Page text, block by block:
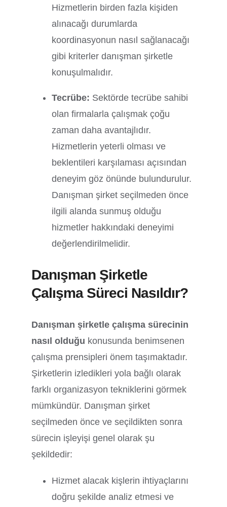
Hizmetlerin birden fazla kişiden
alınacağı durumlarda
koordinasyonun nasıl sağlanacağı
gibi kriterler danışman şirketle
konuşulmalıdır.
Tecrübe: Sektörde tecrübe sahibi
olan firmalarla çalışmak çoğu
zaman daha avantajlıdır.
Hizmetlerin yeterli olması ve
beklentileri karşılaması açısından
deneyim göz önünde bulundurulur.
Danışman şirket seçilmeden önce
ilgili alanda sunmuş olduğu
hizmetler hakkındaki deneyimi
değerlendirilmelidir.
Danışman Şirketle
Çalışma Süreci Nasıldır?
Danışman şirketle çalışma sürecinin
nasıl olduğu konusunda benimsenen
çalışma prensipleri önem taşımaktadır.
Şirketlerin izledikleri yola bağlı olarak
farklı organizasyon tekniklerini görmek
mümkündür. Danışman şirket
seçilmeden önce ve seçildikten sonra
sürecin işleyişi genel olarak şu
şekildedir:
Hizmet alacak kişlerin ihtiyaçlarını
doğru şekilde analiz etmesi ve